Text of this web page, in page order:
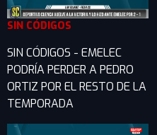
SIN CÓDIGOS
SIN CÓDIGOS - EMELEC
PODRÍA PERDER A PEDRO
ORTIZ POR EL RESTO DE LA
TEMPORADA